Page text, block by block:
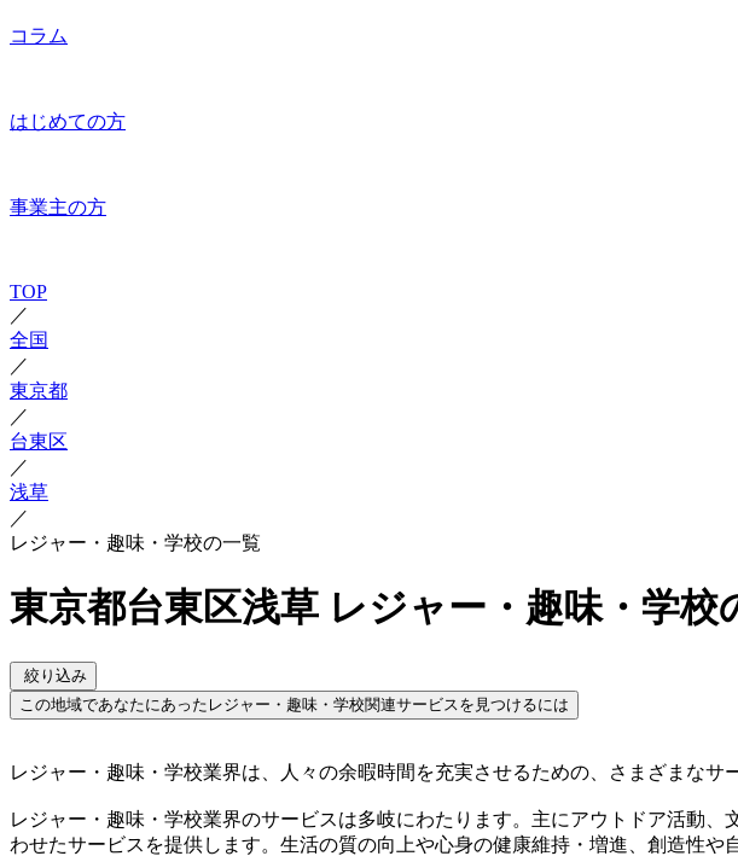
コラム
はじめての方
事業主の方
TOP
／
全国
／
東京都
／
台東区
／
浅草
／
レジャー・趣味・学校の一覧
東京都台東区浅草 レジャー・趣味・学校
絞り込み
この地域であなたにあったレジャー・趣味・学校関連サービスを見つけるには
レジャー・趣味・学校業界は、人々の余暇時間を充実させるための、さまざまな
レジャー・趣味・学校業界のサービスは多岐にわたります。主にアウトドア活動
わせたサービスを提供します。生活の質の向上や心身の健康維持・増進、創造性